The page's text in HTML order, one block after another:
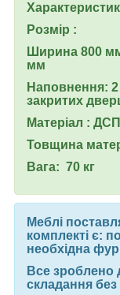
Розмір :
Ширина 800
мм
Наповнення: 2
закритих
Матеріал :
Товщина
Вага: 70 кг
Меблі
комплекті є:
необхідна
Все зроблено
складання